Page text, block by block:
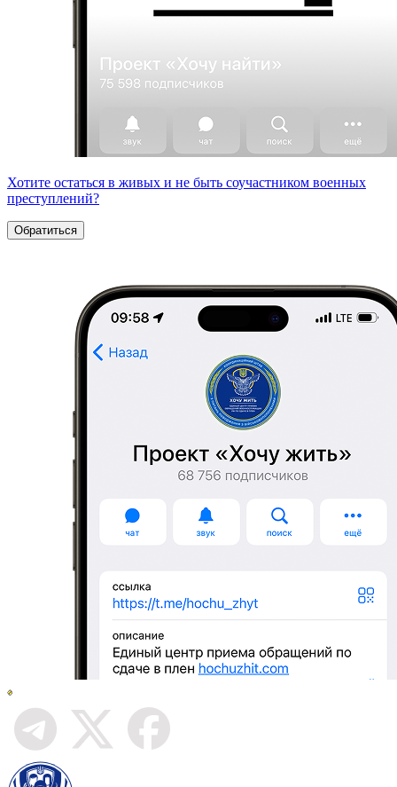
Хотите остаться в живых и не быть соучастником военных
преступлений?
Обратиться